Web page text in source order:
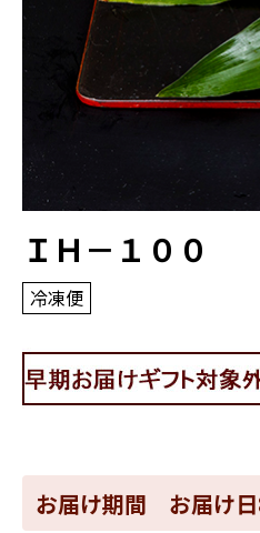
ＩＨ－１００
冷凍便
お届け期間 お届け日